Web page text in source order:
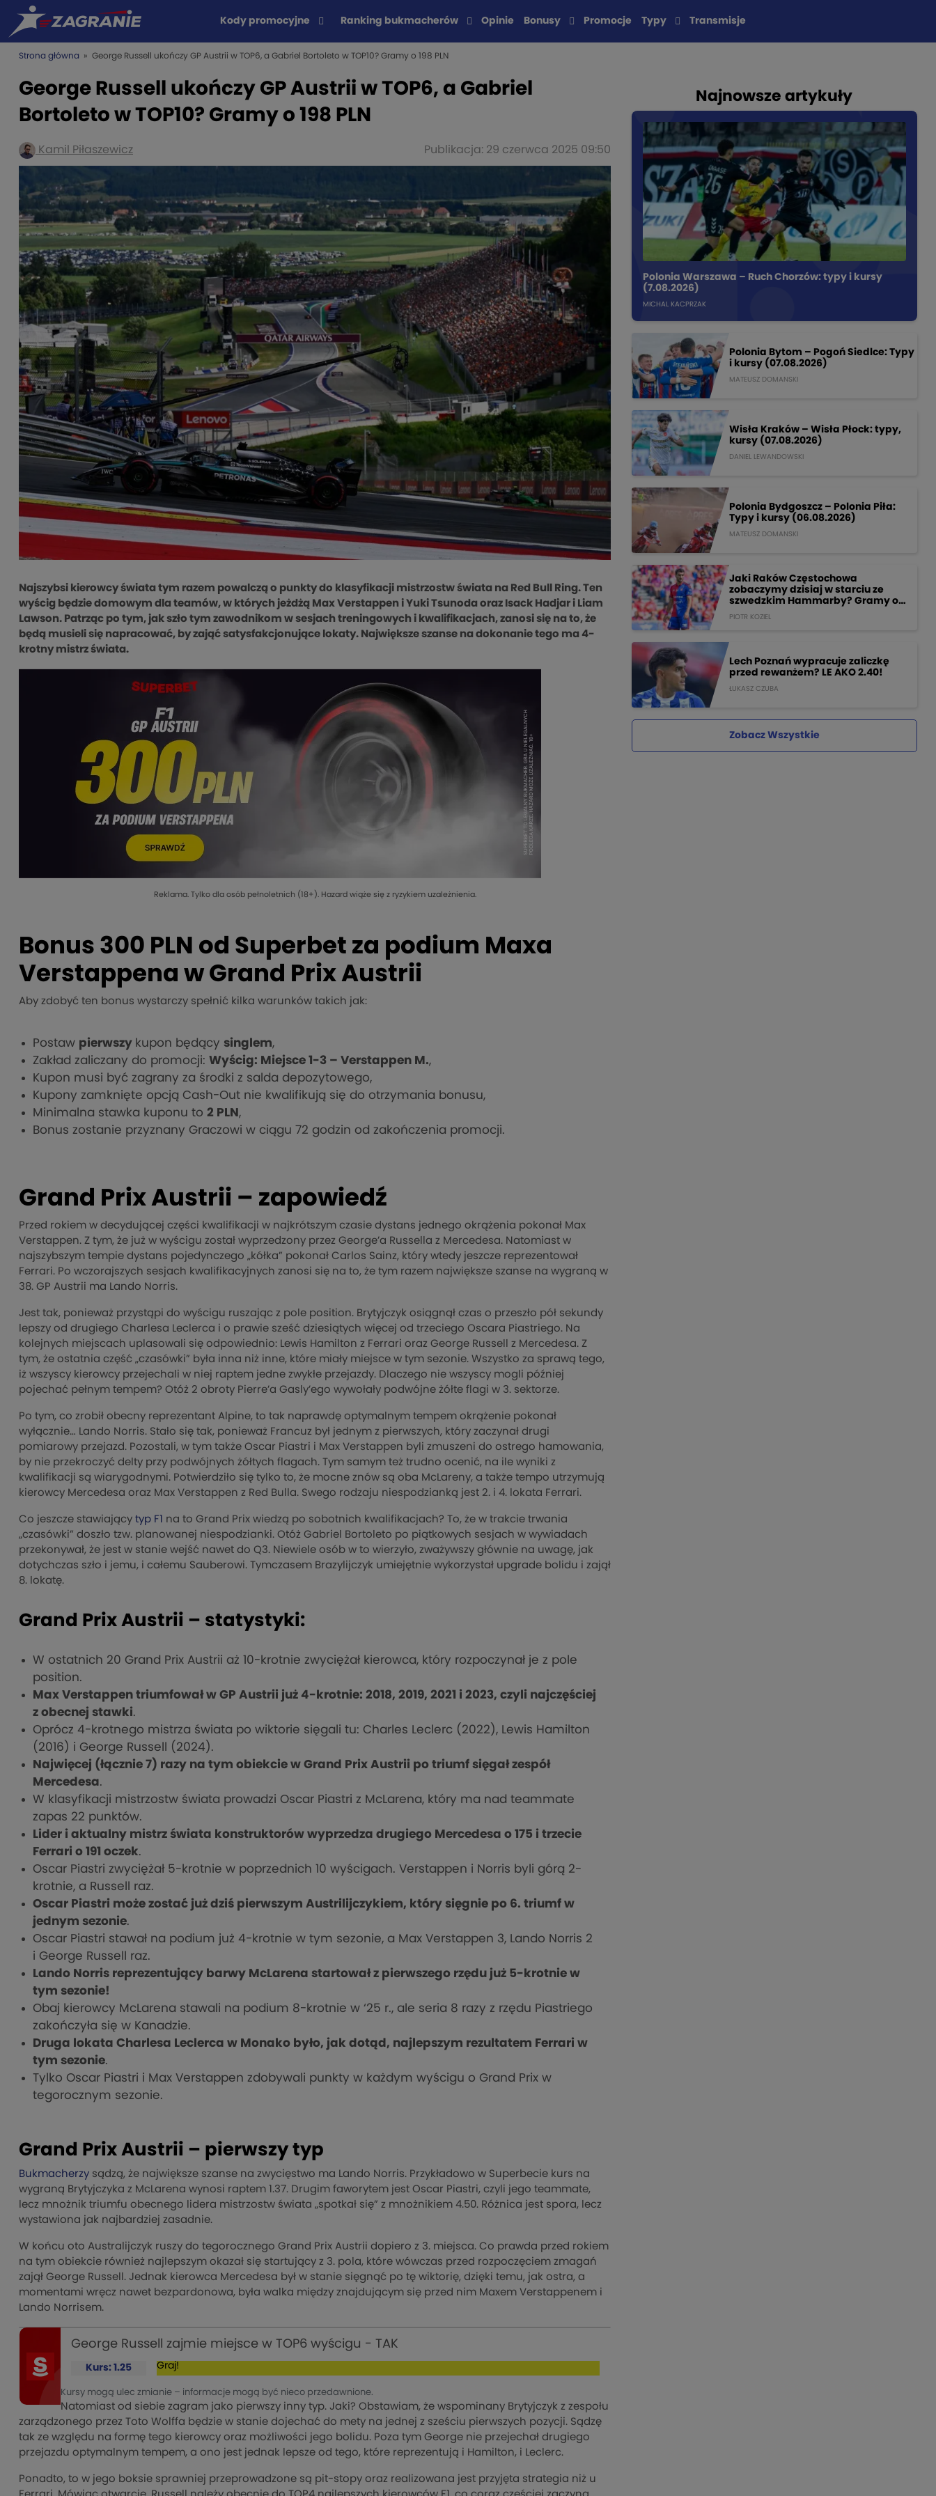
Kody promocyjne Ranking bukmacherów Opinie Bonusy Promocje Typy Transmisje
Strona główna » George Russell ukończy GP Austrii w TOP6, a Gabriel Bortoleto w TOP10? Gramy o 198 PLN
George Russell ukończy GP Austrii w TOP6, a Gabriel
Bortoleto w TOP10? Gramy o 198 PLN
Kamil Piłaszewicz Publikacja: 29 czerwca 2025 09:50
Najszybsi kierowcy świata tym razem powalczą o punkty do klasyfikacji mistrzostw świata na Red Bull Ring. Ten
wyścig będzie domowym dla teamów, w których jeżdżą Max Verstappen i Yuki Tsunoda oraz Isack Hadjar i Liam
Lawson. Patrząc po tym, jak szło tym zawodnikom w sesjach treningowych i kwalifikacjach, zanosi się na to, że
będą musieli się napracować, by zająć satysfakcjonujące lokaty. Największe szanse na dokonanie tego ma 4-
krotny mistrz świata.
Reklama. Tylko dla osób pełnoletnich (18+). Hazard wiąże się z ryzykiem uzależnienia.
Bonus 300 PLN od Superbet za podium Maxa
Verstappena w Grand Prix Austrii
Aby zdobyć ten bonus wystarczy spełnić kilka warunków takich jak:
Postaw pierwszy kupon będący singlem,
Zakład zaliczany do promocji: Wyścig: Miejsce 1-3 – Verstappen M.,
Kupon musi być zagrany za środki z salda depozytowego,
Kupony zamknięte opcją Cash-Out nie kwalifikują się do otrzymania bonusu,
Minimalna stawka kuponu to 2 PLN ,
Bonus zostanie przyznany Graczowi w ciągu 72 godzin od zakończenia promocji.
Grand Prix Austrii – zapowiedź
Przed rokiem w decydującej części kwalifikacji w najkrótszym czasie dystans jednego okrążenia pokonał Max
Verstappen. Z tym, że już w wyścigu został wyprzedzony przez George’a Russella z Mercedesa. Natomiast w
najszybszym tempie dystans pojedynczego „kółka” pokonał Carlos Sainz, który wtedy jeszcze reprezentował
Ferrari. Po wczorajszych sesjach kwalifikacyjnych zanosi się na to, że tym razem największe szanse na wygraną w
38. GP Austrii ma Lando Norris.
Jest tak, ponieważ przystąpi do wyścigu ruszając z pole position. Brytyjczyk osiągnął czas o przeszło pół sekundy
lepszy od drugiego Charlesa Leclerca i o prawie sześć dziesiątych więcej od trzeciego Oscara Piastriego. Na
kolejnych miejscach uplasowali się odpowiednio: Lewis Hamilton z Ferrari oraz George Russell z Mercedesa. Z
tym, że ostatnia część „czasówki” była inna niż inne, które miały miejsce w tym sezonie. Wszystko za sprawą tego,
iż wszyscy kierowcy przejechali w niej raptem jedne zwykłe przejazdy. Dlaczego nie wszyscy mogli później
pojechać pełnym tempem? Otóż 2 obroty Pierre’a Gasly’ego wywołały podwójne żółte flagi w 3. sektorze.
Po tym, co zrobił obecny reprezentant Alpine, to tak naprawdę optymalnym tempem okrążenie pokonał
wyłącznie… Lando Norris. Stało się tak, ponieważ Francuz był jednym z pierwszych, który zaczynał drugi
pomiarowy przejazd. Pozostali, w tym także Oscar Piastri i Max Verstappen byli zmuszeni do ostrego hamowania,
by nie przekroczyć delty przy podwójnych żółtych flagach. Tym samym też trudno ocenić, na ile wyniki z
kwalifikacji są wiarygodnymi. Potwierdziło się tylko to, że mocne znów są oba McLareny, a także tempo utrzymują
kierowcy Mercedesa oraz Max Verstappen z Red Bulla. Swego rodzaju niespodzianką jest 2. i 4. lokata Ferrari.
Co jeszcze stawiający typ F1 na to Grand Prix wiedzą po sobotnich kwalifikacjach? To, że w trakcie trwania
„czasówki” doszło tzw. planowanej niespodzianki. Otóż Gabriel Bortoleto po piątkowych sesjach w wywiadach
przekonywał, że jest w stanie wejść nawet do Q3. Niewiele osób w to wierzyło, zważywszy głównie na uwagę, jak
dotychczas szło i jemu, i całemu Sauberowi. Tymczasem Brazylijczyk umiejętnie wykorzystał upgrade bolidu i zajął
8. lokatę.
Grand Prix Austrii – statystyki:
W ostatnich 20 Grand Prix Austrii aż 10-krotnie zwyciężał kierowca, który rozpoczynał je z pole
position.
Max Verstappen triumfował w GP Austrii już 4-krotnie: 2018, 2019, 2021 i 2023, czyli najczęściej
z obecnej stawki.
Oprócz 4-krotnego mistrza świata po wiktorie sięgali tu: Charles Leclerc (2022), Lewis Hamilton
(2016) i George Russell (2024).
Najwięcej (łącznie 7) razy na tym obiekcie w Grand Prix Austrii po triumf sięgał zespół
Mercedesa.
W klasyfikacji mistrzostw świata prowadzi Oscar Piastri z McLarena, który ma nad teammate
zapas 22 punktów.
Lider i aktualny mistrz świata konstruktorów wyprzedza drugiego Mercedesa o 175 i trzecie
Ferrari o 191 oczek.
Oscar Piastri zwyciężał 5-krotnie w poprzednich 10 wyścigach. Verstappen i Norris byli górą 2-
krotnie, a Russell raz.
Oscar Piastri może zostać już dziś pierwszym Austrilijczykiem, który sięgnie po 6. triumf w
jednym sezonie.
Oscar Piastri stawał na podium już 4-krotnie w tym sezonie, a Max Verstappen 3, Lando Norris 2
i George Russell raz.
Lando Norris reprezentujący barwy McLarena startował z pierwszego rzędu już 5-krotnie w
tym sezonie!
Obaj kierowcy McLarena stawali na podium 8-krotnie w ‘25 r., ale seria 8 razy z rzędu Piastriego
zakończyła się w Kanadzie.
Druga lokata Charlesa Leclerca w Monako było, jak dotąd, najlepszym rezultatem Ferrari w
tym sezonie.
Tylko Oscar Piastri i Max Verstappen zdobywali punkty w każdym wyścigu o Grand Prix w
tegorocznym sezonie.
Grand Prix Austrii – pierwszy typ
Bukmacherzy sądzą, że największe szanse na zwycięstwo ma Lando Norris. Przykładowo w Superbecie kurs na
wygraną Brytyjczyka z McLarena wynosi raptem 1.37. Drugim faworytem jest Oscar Piastri, czyli jego teammate,
lecz mnożnik triumfu obecnego lidera mistrzostw świata „spotkał się” z mnożnikiem 4.50. Różnica jest spora, lecz
wystawiona jak najbardziej zasadnie.
W końcu oto Australijczyk ruszy do tegorocznego Grand Prix Austrii dopiero z 3. miejsca. Co prawda przed rokiem
na tym obiekcie również najlepszym okazał się startujący z 3. pola, które wówczas przed rozpoczęciem zmagań
zajął George Russell. Jednak kierowca Mercedesa był w stanie sięgnąć po tę wiktorię, dzięki temu, jak ostra, a
momentami wręcz nawet bezpardonowa, była walka między znajdującym się przed nim Maxem Verstappenem i
Lando Norrisem.
George Russell zajmie miejsce w TOP6 wyścigu - TAK
Kurs: 1.25 Graj!
Kursy mogą ulec zmianie – informacje mogą być nieco przedawnione.
Natomiast od siebie zagram jako pierwszy inny typ. Jaki? Obstawiam, że wspominany Brytyjczyk z zespołu
zarządzonego przez Toto Wolffa będzie w stanie dojechać do mety na jednej z sześciu pierwszych pozycji. Sądzę
tak ze względu na formę tego kierowcy oraz możliwości jego bolidu. Poza tym George nie przejechał drugiego
przejazdu optymalnym tempem, a ono jest jednak lepsze od tego, które reprezentują i Hamilton, i Leclerc.
Ponadto, to w jego boksie sprawniej przeprowadzone są pit-stopy oraz realizowana jest przyjęta strategia niż u
Najnowsze artykuły
Polonia Warszawa – Ruch Chorzów: typy i kursy
(7.08.2026)
MICHAL KACPRZAK
Polonia Bytom – Pogoń Siedlce: Typy
i kursy (07.08.2026)
MATEUSZ DOMANSKI
Wisła Kraków – Wisła Płock: typy,
kursy (07.08.2026)
DANIEL LEWANDOWSKI
Polonia Bydgoszcz – Polonia Piła:
Typy i kursy (06.08.2026)
MATEUSZ DOMANSKI
Jaki Raków Częstochowa
zobaczymy dzisiaj w starciu ze
szwedzkim Hammarby? Gramy o
PIOTR KOZIEL
Lech Poznań wypracuje zaliczkę
przed rewanżem? LE AKO 2.40!
ŁUKASZ CZUBA
Zobacz Wszystkie